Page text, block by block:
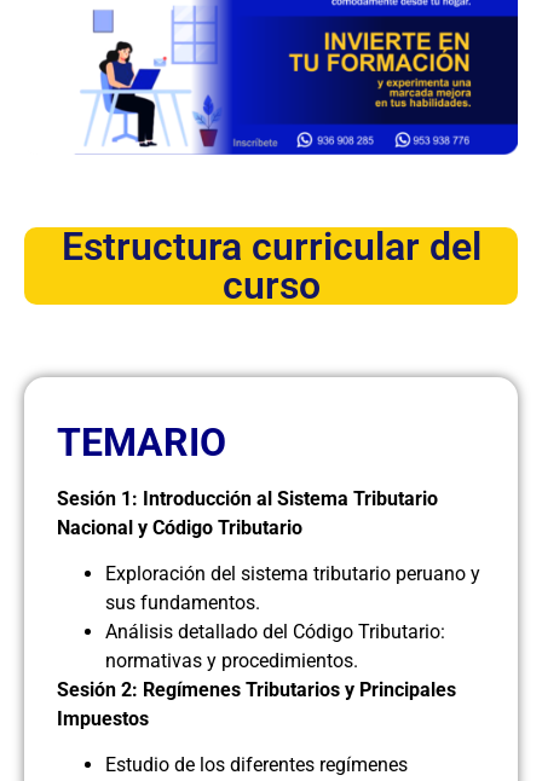
Estructura curricular del
curso
TEMARIO
Sesión 1: Introducción al Sistema Tributario
Nacional y Código Tributario
Exploración del sistema tributario peruano y
sus fundamentos.
Análisis detallado del Código Tributario:
normativas y procedimientos.
Sesión 2: Regímenes Tributarios y Principales
Impuestos
Estudio de los diferentes regímenes